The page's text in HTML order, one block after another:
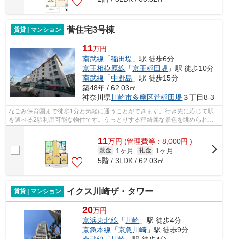
賃貸 | マンション 菅住宅3号棟
11万円
南武線 「稲田堤 」駅 徒歩6分
京王相模原線 「京王稲田堤 」駅 徒歩10分
南武線 「中野島 」駅 徒歩15分
築48年 / 62.03㎡
神奈川県川崎市多摩区菅稲田堤 ３丁目8-3
なごみ保育園まで徒歩1分と気軽に通うことができます。行き先に応じて駅
を選べる2駅利用可能な物件です。うっとりする程綺麗な景色を眺められ
11万円 (管理費等：8,000円 )
敷金 1ヶ月 礼金
1ヶ月
5階 / 3LDK / 62.03㎡
賃貸 | マンション イクス川崎ザ・タワー
20万円
京浜東北線 「 川崎 」駅 徒歩4分
京急本線 「京急川崎 」駅 徒歩9分